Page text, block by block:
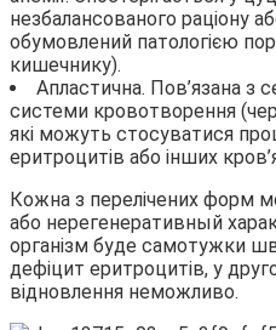
незбалансованого раціону
обумовлений патологією
кишечнику).
Апластична. Пов’язана з
системи кровотворення
які можуть стосуватися
еритроцитів або інших
Кожна з перелічених форм
або нерегенеративный
організм буде самотужки
дефіцит еритроцитів, у
відновлення неможливо.